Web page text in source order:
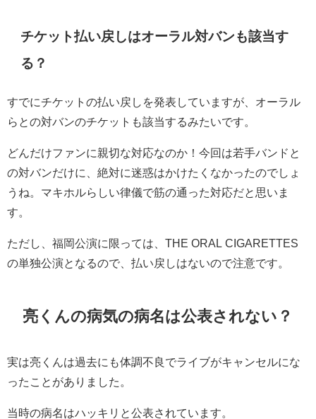
チケット払い戻しはオーラル対バンも該当す
る？
すでにチケットの払い戻しを発表していますが、オーラル
らとの対バンのチケットも該当するみたいです。
どんだけファンに親切な対応なのか！今回は若手バンドと
の対バンだけに、絶対に迷惑はかけたくなかったのでしょ
うね。マキホルらしい律儀で筋の通った対応だと思いま
す。
ただし、福岡公演に限っては、THE ORAL CIGARETTES
の単独公演となるので、払い戻しはないので注意です。
亮くんの病気の病名は公表されない？
実は亮くんは過去にも体調不良でライブがキャンセルにな
ったことがありました。
当時の病名はハッキリと公表されています。